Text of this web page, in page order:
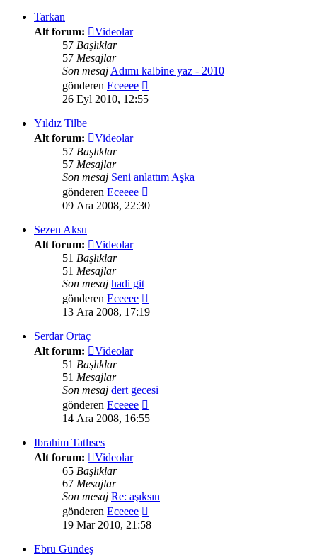
Tarkan
Alt forum:
Videolar
57 Başlıklar
57 Mesajlar
Son mesajAdımı kalbine yaz - 2010
gönderen Eceeee
26 Eyl 2010, 12:55
Yıldız Tilbe
Alt forum:
Videolar
57 Başlıklar
57 Mesajlar
Son mesaj Seni anlattım Aşka
gönderen Eceeee
mesajı
09 Ara 2008, 22:30
Sezen Aksu
Alt forum:
Videolar
51 Başlıklar
51 Mesajlar
Son mesaj hadi git
gönderen Eceeee
mesajı
13 Ara 2008, 17:19
Serdar Ortaç
Alt forum:
Videolar
51 Başlıklar
51 Mesajlar
Son mesaj dert gecesi
gönderen Eceeee
mesajı
14 Ara 2008, 16:55
Ibrahim Tatlıses
Alt forum:
Videolar
65 Başlıklar
67 Mesajlar
Son mesaj Re: aşıksın
gönderen Eceeee
mesajı
19 Mar 2010, 21:58
Ebru Gündeş